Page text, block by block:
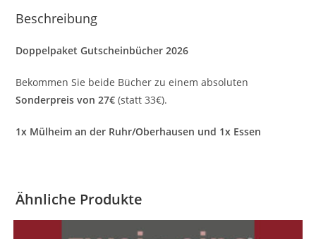
Beschreibung
Doppelpaket Gutscheinbücher 2026
Bekommen Sie beide Bücher zu einem absoluten
Sonderpreis von 27€ (statt 33€).
1x Mülheim an der Ruhr/Oberhausen und 1x Essen
Ähnliche Produkte